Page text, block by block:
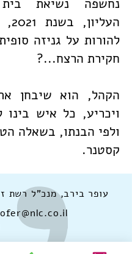
נחשפה נשיאת
להורות על גניזה
חקירת הרצח...?
הקהל, הוא שיבחן
ויכריע, כל איש בינו
ולפי הבנתו, בשאלה
קסטנר.
עופר בירב, מנכ"ל רשת
ofer@nlc.co.il